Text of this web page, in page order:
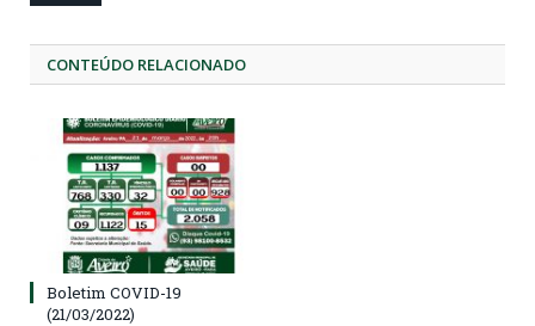
CONTEÚDO RELACIONADO
Boletim COVID-19
(21/03/2022)